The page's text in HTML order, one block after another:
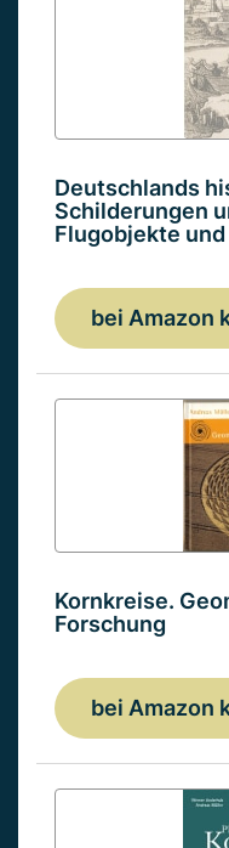
Deutschlands
Schilderungen
Flugobjekte
bei Amazon
Kornkreise.
Forschung
bei Amazon